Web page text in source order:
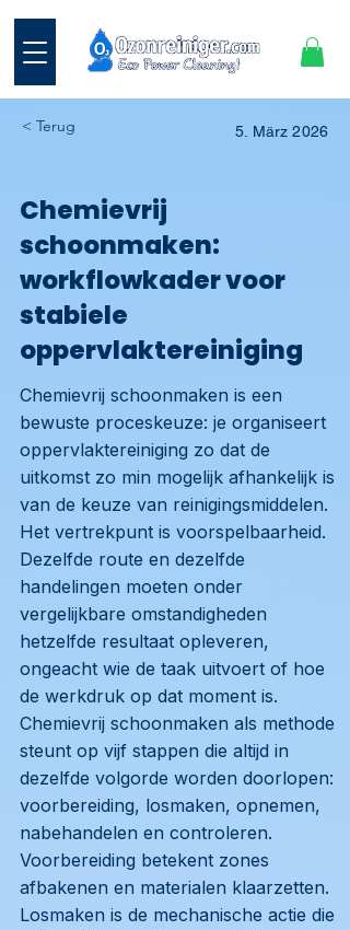
< Terug 5. März 2026
Chemievrij
schoonmaken:
workflowkader voor
stabiele
oppervlaktereiniging
Chemievrij schoonmaken is een
bewuste proceskeuze: je organiseert
oppervlaktereiniging zo dat de
uitkomst zo min mogelijk afhankelijk is
van de keuze van reinigingsmiddelen.
Het vertrekpunt is voorspelbaarheid.
Dezelfde route en dezelfde
handelingen moeten onder
vergelijkbare omstandigheden
hetzelfde resultaat opleveren,
ongeacht wie de taak uitvoert of hoe
de werkdruk op dat moment is.
Chemievrij schoonmaken als methode
steunt op vijf stappen die altijd in
dezelfde volgorde worden doorlopen:
voorbereiding, losmaken, opnemen,
nabehandelen en controleren.
Voorbereiding betekent zones
afbakenen en materialen klaarzetten.
Losmaken is de mechanische actie die